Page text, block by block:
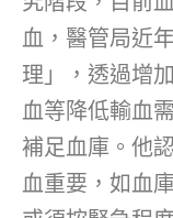
血，醫管局近
理」，透過增
血等降低輸血
補足血庫。他
血重要，如血